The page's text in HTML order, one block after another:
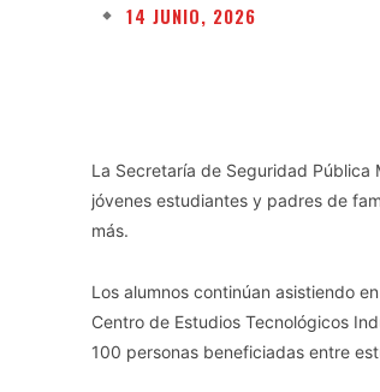
14 JUNIO, 2026
La Secretaría de Seguridad
jóvenes estudiantes y padres de
más.
Los alumnos continúan asistiendo
Centro de Estudios Tecnológicos
100 personas beneficiadas entre